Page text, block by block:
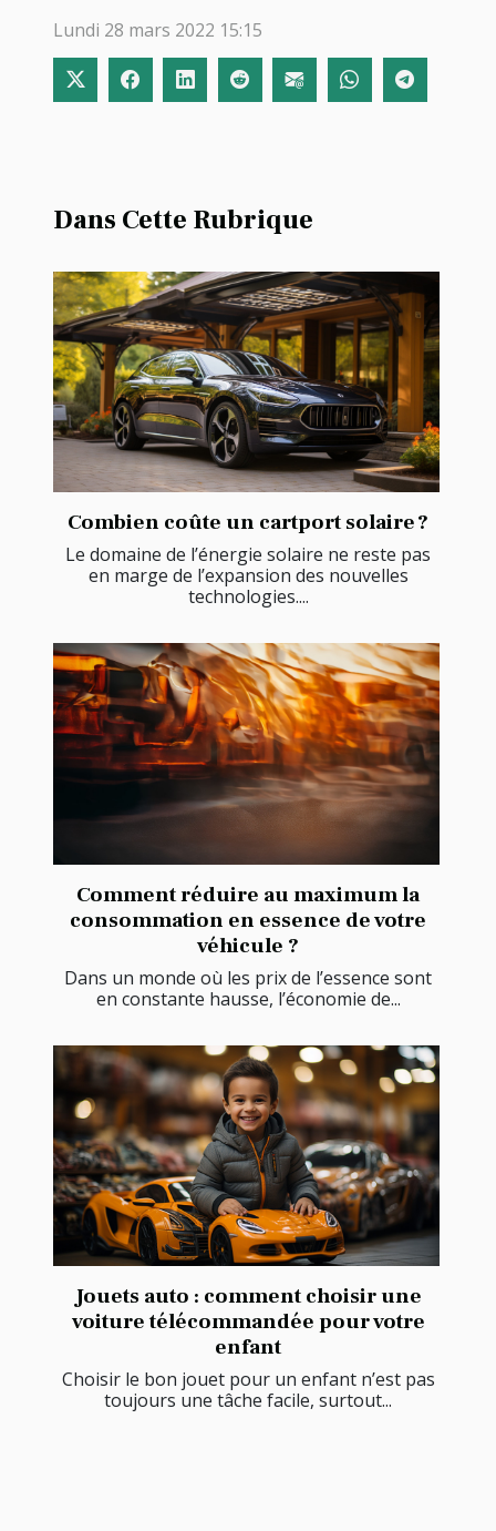
Lundi 28 mars 2022 15:15
Dans Cette Rubrique
Combien coûte un cartport solaire ?
Le domaine de l’énergie solaire ne reste pas
en marge de l’expansion des nouvelles
technologies....
Comment réduire au maximum la
consommation en essence de votre
véhicule ?
Dans un monde où les prix de l’essence sont
en constante hausse, l’économie de...
Jouets auto : comment choisir une
voiture télécommandée pour votre
enfant
Choisir le bon jouet pour un enfant n’est pas
toujours une tâche facile, surtout...